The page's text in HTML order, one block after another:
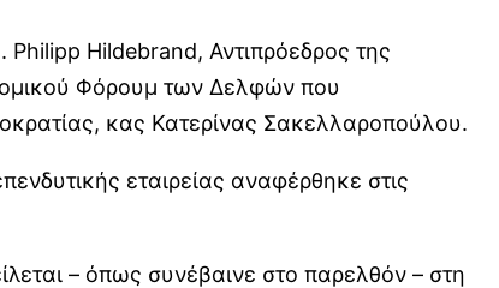
Philipp Hildebrand, Αντιπρόεδρος της
Φόρουμ των Δελφών που
κας Κατερίνας Σακελλαροπούλου.
εταιρείας αναφέρθηκε στις
– όπως συνέβαινε στο παρελθόν – στη